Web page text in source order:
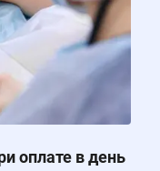
оплате в день